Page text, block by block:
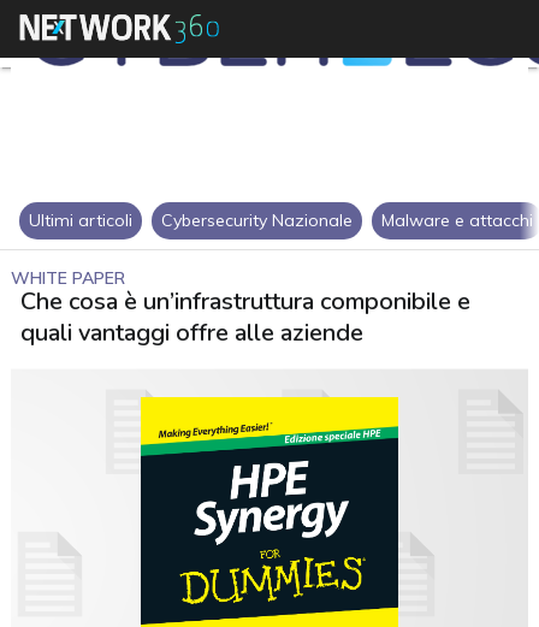
Ultimi articoli Cybersecurity Nazionale Malware e attacchi
WHITE PAPER
Che cosa è un’infrastruttura componibile e
quali vantaggi offre alle aziende